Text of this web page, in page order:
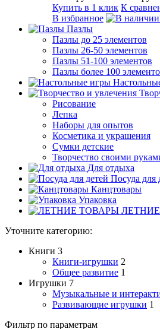
Купить в 1 клик К
В избранное
Пазлы
Пазлы до 25 элементов
Пазлы 26-50 элементов
Пазлы 51-100 элементов
Пазлы более 100
Рисование
Лепка
Наборы для опытов
Косметика и украшения
Сумки детские
Творчество своими
Для отдыха
Посуда для
Канцтовары
Упаковка
Уточните категорию:
Книги 3
Книги-игрушки 2
Общее развитие 1
Игрушки 7
Музыкальные и
Развивающие игрушки 1
Фильтр по параметрам